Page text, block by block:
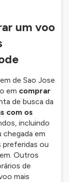
um voo
de Sao Jose
em comprar
de busca da
com os
incluindo
em
preferidas ou
Outros
de
mais